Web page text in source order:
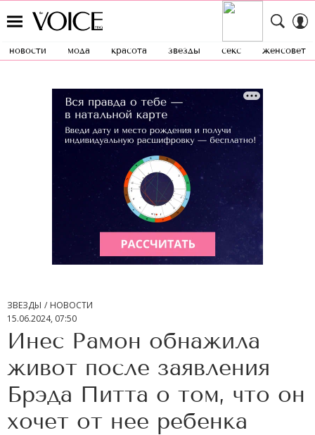
новости мода красота звезды секс женсовет
ЗВЕЗДЫ
НОВОСТИ
15.06.2024, 07:50
Инес Рамон обнажила
живот после заявления
Брэда Питта о том, что он
хочет от нее ребенка